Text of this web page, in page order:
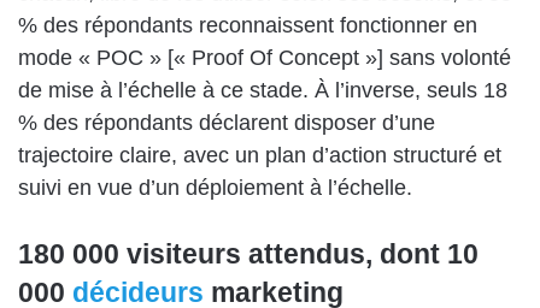
% des répondants reconnaissent fonctionner en
mode « POC » [« Proof Of Concept »] sans volonté
de mise à l’échelle à ce stade. À l’inverse, seuls 18
% des répondants déclarent disposer d’une
trajectoire claire, avec un plan d’action structuré et
suivi en vue d’un déploiement à l’échelle.
180 000 visiteurs attendus, dont 10
000 décideurs marketing